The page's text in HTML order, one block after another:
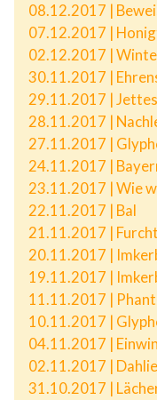
08.12.2017 |
07.12.2017 |
02.12.2017 |
30.11.2017 |
29.11.2017 |
28.11.2017 |
27.11.2017 |
24.11.2017 |
23.11.2017 | Wie
22.11.2017 | Bal
21.11.2017 |
20.11.2017 |
19.11.2017 |
11.11.2017 |
10.11.2017 |
04.11.2017 |
02.11.2017 |
31.10.2017 |